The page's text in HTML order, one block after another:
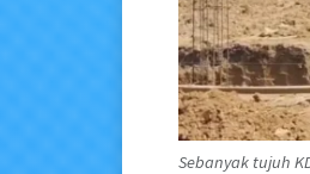
Sebanyak tujuh